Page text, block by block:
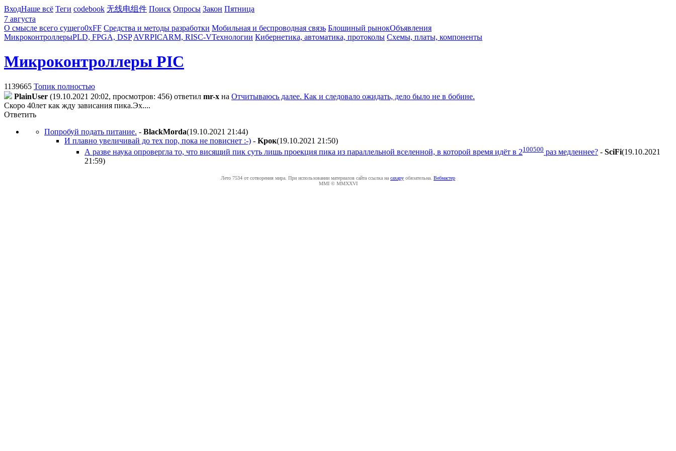
ВходНаше всё Теги codebook 无线电组件 Поиск Опросы Закон Пятница
7 августа
О смысле всего сущего0xFF Средства и методы разработки Мобильная и беспроводная связь Блошиный рынокОбъявления
МикроконтроллерыPLD, FPGA, DSP AVRPICARM, RISC-VТехнологии Кибернетика, автоматика, протоколы Схемы, платы, компоненты
Микроконтроллеры PIC
1139665 Топик полностью
PlainUser (19.10.2021 20:02, просмотров: 456) ответил mr-x на Отчитываюсь далее. Как и следовало ожидать, дело было не в бобине.
Скоро 40лет как жду зависания пика.Эх....
Ответить
Попробуй подать питание. - BlackMorda(19.10.2021 21:44)
И плавно увеличивай до тех пор, пока не повиснет :-) - Kpoк(19.10.2021 21:50)
А разве наука опровергла то, что висящий пик суть лишь проекция пика из параллельной вселенной, в которой время идёт в 2100500 раз медленнее? - SciFi(19.10.2021
21:59)
Лето 7534 от сотворения мира. При использовании материалов сайта ссылка на caxapу обязательна. Вебмастер
MMI © MMXXVI